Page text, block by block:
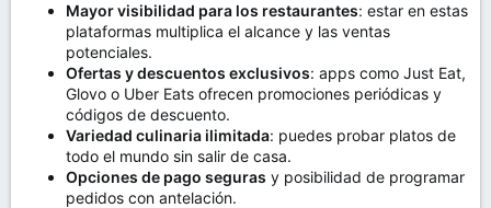
Mayor visibilidad para los restaurantes: estar en estas
plataformas multiplica el alcance y las ventas
potenciales.
Ofertas y descuentos exclusivos: apps como Just Eat,
Glovo o Uber Eats ofrecen promociones periódicas y
códigos de descuento.
Variedad culinaria ilimitada: puedes probar platos de
todo el mundo sin salir de casa.
Opciones de pago seguras y posibilidad de programar
pedidos con antelación.